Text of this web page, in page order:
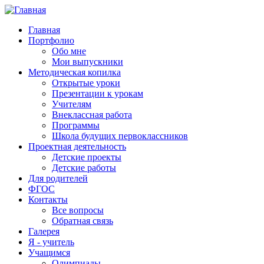
Главная
Портфолио
Обо мне
Мои выпускники
Методическая копилка
Открытые уроки
Презентации к урокам
Учителям
Внеклассная работа
Программы
Школа будущих первоклассников
Проектная деятельность
Детские проекты
Детские работы
Для родителей
ФГОС
Контакты
Все вопросы
Обратная связь
Галерея
Я - учитель
Учащимся